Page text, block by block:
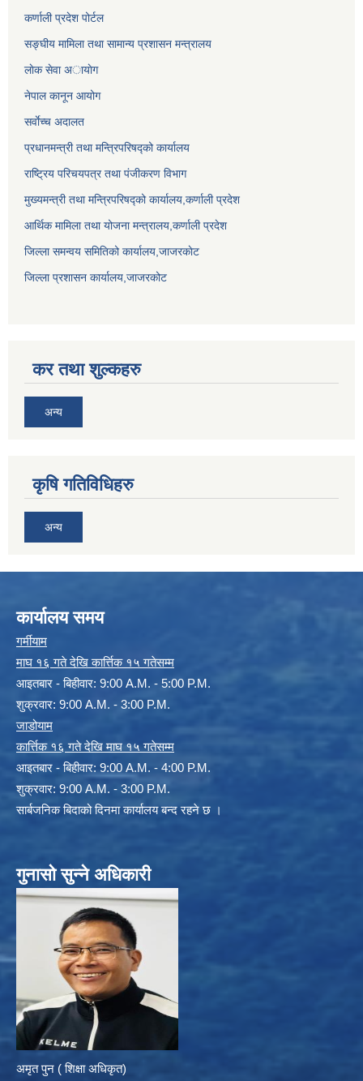
कर्णाली प्रदेश पोर्टल
सङ्घीय मामिला तथा सामान्य प्रशासन मन्त्रालय
लाेक सेवा अायाेग
नेपाल कानून आयोग
सर्वाेच्च अदालत
प्रधानमन्त्री तथा मन्त्रिपरिषद्को कार्यालय
राष्ट्रिय परिचयपत्र तथा पंजीकरण विभाग
मुख्यमन्त्री तथा मन्त्रिपरिषद्को कार्यालय,कर्णाली प्रदेश
आर्थिक मामिला तथा योजना मन्त्रालय,कर्णाली प्रदेश
जिल्ला समन्वय समितिको कार्यालय,जाजरकाेट
जिल्ला प्रशासन कार्यालय,जाजरकोट
कर तथा शुल्कहरु
अन्य
कृषि गतिविधिहरु
अन्य
कार्यालय समय
गर्मीयाम
माघ १६ गते देखि कार्त्तिक १५ गतेसम्म
आइतबार - बिहीवार: 9:00 A.M. - 5:00 P.M.
शुक्रवार: 9:00 A.M. - 3:00 P.M.
जाडोयाम
कार्त्तिक १६ गते देखि माघ १५ गतेसम्म
आइतबार - बिहीवार: 9:00 A.M. - 4:00 P.M.
शुक्रवार: 9:00 A.M. - 3:00 P.M.
सार्बजनिक बिदाको दिनमा कार्यालय बन्द रहने छ ।
गुनासो सुन्ने अधिकारी
अमृत पुन ( शिक्षा अधिकृत)